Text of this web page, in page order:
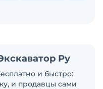
Ру
и быстро:
и продавцы сами